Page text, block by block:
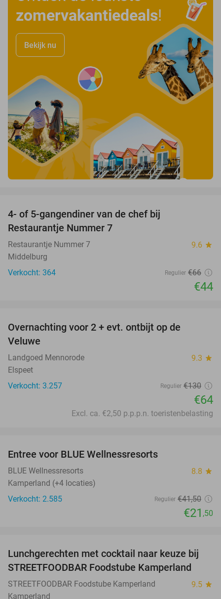
zomervakantiedeals!
Bekijk nu
4- of 5-gangendiner van de chef bij
Restaurantje Nummer 7
Restaurantje Nummer 7 9.6 star
Middelburg
Verkocht: 364
Regulier €66
€44
Overnachting voor 2 + evt. ontbijt op de
Veluwe
Landgoed Mennorode 9.3 star
Elspeet
Verkocht: 3.257
Regulier €130
€64
Excl. ca. €2,50 p.p.p.n. toeristenbelasting
Entree voor BLUE Wellnessresorts
BLUE Wellnessresorts 8.8 star
Kamperland (+4 locaties)
Verkocht: 2.585
Regulier €41,50
€21 ,50
41%
Lunchgerechten met cocktail naar keuze bij
STREETFOODBAR Foodstube Kamperland
STREETFOODBAR Foodstube Kamperland 9.5 star
Kamperland